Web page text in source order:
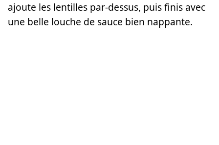
ajoute les lentilles par-dessus, puis finis avec
une belle louche de sauce bien nappante.